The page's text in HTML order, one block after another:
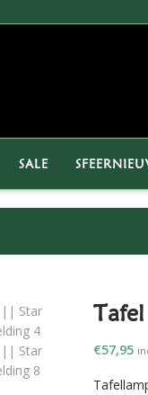
SALE
€57,95